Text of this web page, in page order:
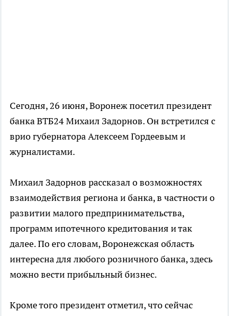
Сегодня, 26 июня, Воронеж посетил президент
банка ВТБ24 Михаил Задорнов. Он встретился с
врио губернатора Алексеем Гордеевым и
журналистами.
Михаил Задорнов рассказал о возможностях
взаимодействия региона и банка, в частности о
развитии малого предпринимательства,
программ ипотечного кредитования и так
далее. По его словам, Воронежская область
интересна для любого розничного банка, здесь
можно вести прибыльный бизнес.
Кроме того президент отметил, что сейчас